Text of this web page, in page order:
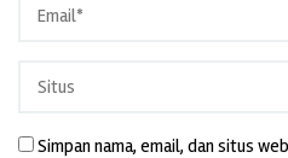
Simpan nama, email, dan situs